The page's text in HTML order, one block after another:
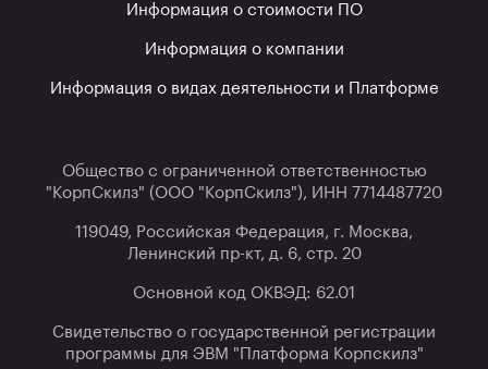
Информация о стоимости ПО
Информация о компании
Информация о видах деятельности и Платформе
Общество с ограниченной ответственностью
"КорпСкилз" (ООО "КорпСкилз"), ИНН 7714487720
119049, Российская Федерация, г. Москва,
Ленинский пр-кт, д. 6, стр. 20
Основной код ОКВЭД: 62.01
Свидетельство о государственной регистрации
программы для ЭВМ "Платформа Корпскилз"